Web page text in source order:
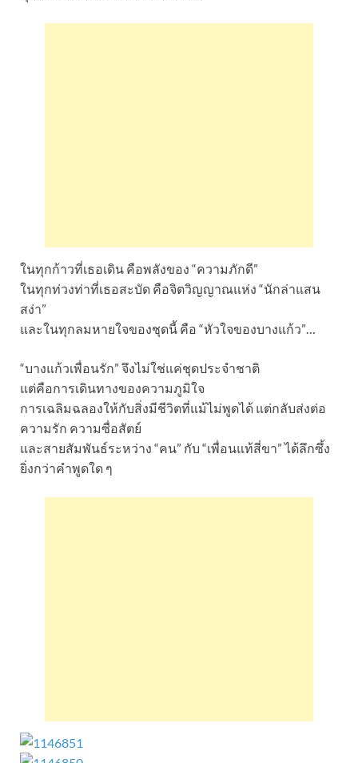
ในทุกก้าวที่เธอเดิน คือพลังของ “ความภักดี”
ในทุกท่วงท่าที่เธอสะบัด คือจิตวิญญาณแห่ง “นักล่าแสน
สง่า”
และในทุกลมหายใจของชุดนี้ คือ “หัวใจของบางแก้ว”…
“บางแก้วเพื่อนรัก” จึงไม่ใช่แค่ชุดประจำชาติ
แต่คือการเดินทางของความภูมิใจ
การเฉลิมฉลองให้กับสิ่งมีชีวิตที่แม้ไม่พูดได้ แต่กลับส่งต่อ
ความรัก ความซื่อสัตย์
และสายสัมพันธ์ระหว่าง “คน” กับ “เพื่อนแท้สี่ขา” ได้ลึกซึ้ง
ยิ่งกว่าคำพูดใด ๆ